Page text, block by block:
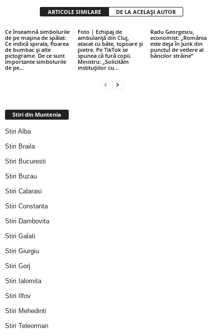
ARTICOLE SIMILARE DE LA ACELAȘI AUTOR
Ce înseamnă simbolurile
de pe mașina de spălat:
Ce indică spirala, floarea
de bumbac și alte
pictograme. De ce sunt
importante simbolurile
de pe...
Foto | Echipaj de
ambulanță din Cluj,
atacat cu bâte, topoare și
pietre. Pe TikTok se
spunea că fură copii.
Ministru: „Solicităm
instituțiilor cu...
Radu Georgescu,
economist: „România
este deja în Junk din
punctul de vedere al
băncilor străine”
Stiri din Muntenia
Stiri Alba
Stiri Braila
Stiri Bucuresti
Stiri Buzau
Stiri Calarasi
Stiri Constanta
Stiri Dambovita
Stiri Galati
Stiri Giurgiu
Stiri Gorj
Stiri Ialomita
Stiri Ilfov
Stiri Mehedinti
Stiri Teleorman